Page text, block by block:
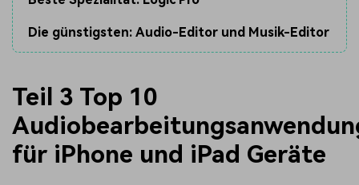
Die günstigsten: Audio-Editor und Musik-Editor
Teil 3 Top 10
für iPhone und iPad Geräte